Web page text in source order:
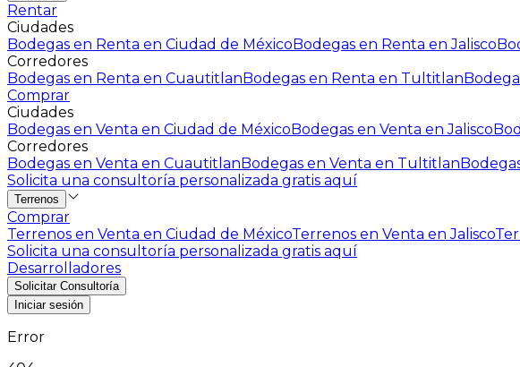
Rentar
Ciudades
Bodegas en Renta en Ciudad de MéxicoBodegas en Renta en Jalisco
Corredores
Bodegas en Renta en CuautitlanBodegas en Renta en Tultitlan
Comprar
Ciudades
Bodegas en Venta en Ciudad de MéxicoBodegas en Venta en Jalisco
Corredores
Bodegas en Venta en CuautitlanBodegas en Venta en Tultitlan
Solicita una consultoría personalizada gratis aquí
Terrenos
Comprar
Terrenos en Venta en Ciudad de MéxicoTerrenos en Venta en Jalisco
Solicita una consultoría personalizada gratis aquí
Desarrolladores
Solicitar Consultoría
Iniciar sesión
Error